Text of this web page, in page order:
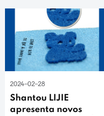
2024-02-28
Shantou LIJIE
apresenta novos